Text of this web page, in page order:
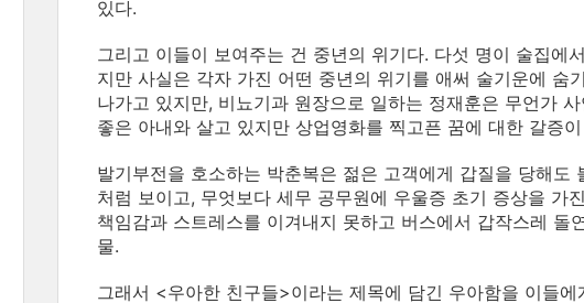
있다.
그리고 이들이 보여주는 건 중년의 위기다. 다섯 명이 술집에
지만 사실은 각자 가진 어떤 중년의 위기를 애써 술기운에
나가고 있지만, 비뇨기과 원장으로 일하는 정재훈은 무언가
좋은 아내와 살고 있지만 상업영화를 찍고픈 꿈에 대한 갈증
발기부전을 호소하는 박춘복은 젊은 고객에게 갑질을 당해
처럼 보이고, 무엇보다 세무 공무원에 우울증 초기 증상을
책임감과 스트레스를 이겨내지 못하고 버스에서 갑작스레
물.
그래서 <우아한 친구들>이라는 제목에 담긴 우아함을 이들